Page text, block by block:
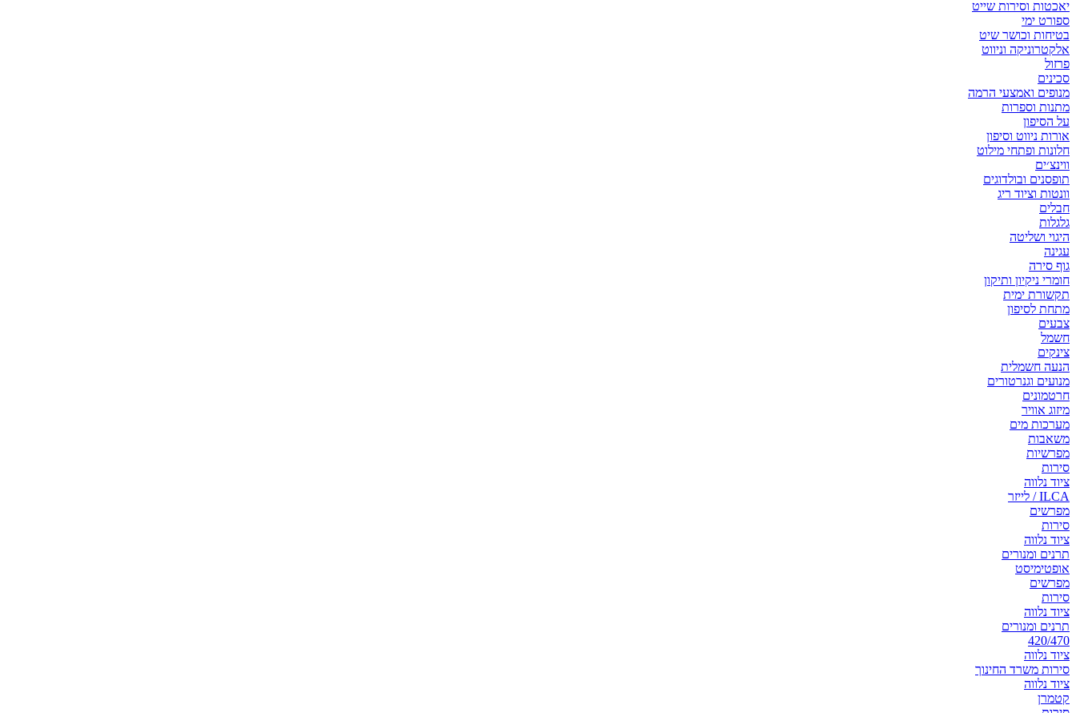
יאכטות וסירות שייט
ספורט ימי
בטיחות וכושר שיט
אלקטרוניקה וניווט
פרזול
סכינים
מנופים ואמצעי הרמה
מתנות וספרות
על הסיפון
אורות ניווט וסיפון
חלונות ופתחי מילוט
ווינצ׳ים
תופסנים ובולדוגים
וונטות וציוד ריג
חבלים
גלגלות
היגוי ושליטה
עגינה
גוף סירה
חומרי ניקיון ותיקון
תקשורת ימית
מתחת לסיפון
צבעים
חשמל
צינקים
הנעה חשמלית
מנועים וגנרטורים
חרטמונים
מיזוג אוויר
מערכות מים
משאבות
מפרשיות
סירות
ציוד נלווה
ILCA / לייזר
מפרשים
סירות
ציוד נלווה
תרנים ומנורים
אופטימיסט
מפרשים
סירות
ציוד נלווה
תרנים ומנורים
420/470
ציוד נלווה
סירות משרד החינוך
ציוד נלווה
קטמרן